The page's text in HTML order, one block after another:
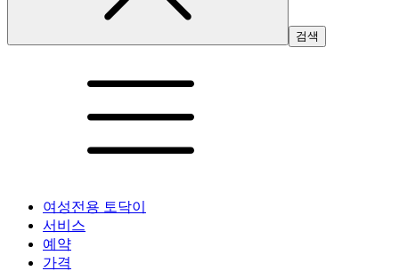
여성전용 토닥이
서비스
예약
가격